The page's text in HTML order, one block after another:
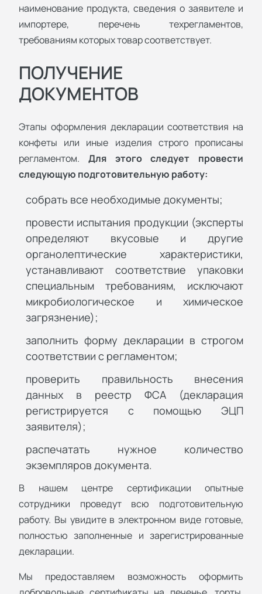
наименование продукта, сведения о заявителе и
импортере, перечень техрегламентов,
требованиям которых товар соответствует.
ПОЛУЧЕНИЕ
ДОКУМЕНТОВ
Этапы оформления декларации соответствия на
конфеты или иные изделия строго прописаны
регламентом. Для этого следует провести
следующую подготовительную работу:
собрать все необходимые документы;
провести испытания продукции (эксперты
определяют вкусовые и другие
органолептические характеристики,
устанавливают соответствие упаковки
специальным требованиям, исключают
микробиологическое и химическое
загрязнение);
заполнить форму декларации в строгом
соответствии с регламентом;
проверить правильность внесения
данных в реестр ФСА (декларация
регистрируется с помощью ЭЦП
заявителя);
распечатать нужное количество
экземпляров документа.
В нашем центре сертификации опытные
сотрудники проведут всю подготовительную
работу. Вы увидите в электронном виде готовые,
полностью заполненные и зарегистрированные
декларации.
Мы предоставляем возможность оформить